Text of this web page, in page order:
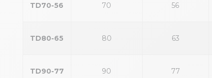
TD70-56 70 56
TD80-65 80 63
TD90-77 90 77